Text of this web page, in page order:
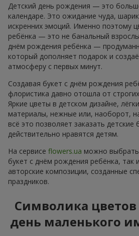
Детский день рождения — это
календаре. Это ожидание чуда,
искренних эмоций. Именно поэтому
ребёнка — это не банальный
днём рождения ребёнка —
который дополняет подарок и
атмосферу с первых минут.
Создавая букет с днём рождения
флористика давно отошла от
Яркие цветы в детском дизайне,
материалы, нежные или, наоборот,
всё это позволяет заказать детские
действительно нравятся детям.
На сервисе flowers.ua можно выбрать
букет с днём рождения ребёнка, так
авторские композиции, созданные
праздников.
Символика
день маленького